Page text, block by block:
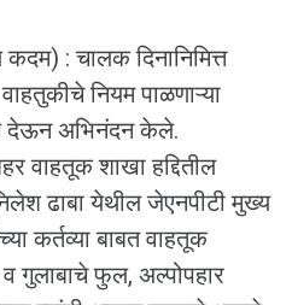
: चालक दिनानिमित्त
नियम पाळणाऱ्या
देऊन अभिनंदन केले.
वाहतूक शाखा हद्दितील
ढाबा येथील जेएनपीटी मुख्य
कर्तव्या बाबत वाहतूक
व गुलाबाचे फुल, अल्पोपहार